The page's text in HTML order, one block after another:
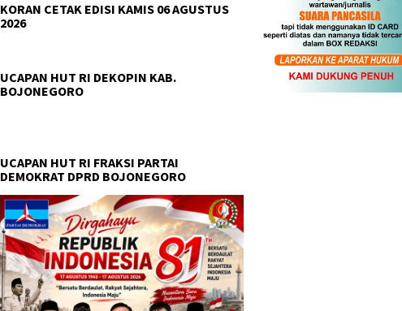
KORAN CETAK EDISI KAMIS 06 AGUSTUS
2026
UCAPAN HUT RI DEKOPIN KAB.
BOJONEGORO
UCAPAN HUT RI FRAKSI PARTAI
DEMOKRAT DPRD BOJONEGORO